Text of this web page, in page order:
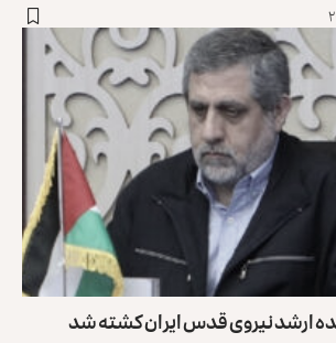
ارشد نیروی قدس ایران کشته شد